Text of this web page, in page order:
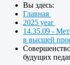
Вы здесь:
Главная
2025 year
14.35.09 -
в высшей
будущих